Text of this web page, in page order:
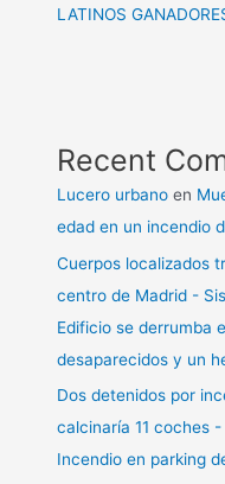
LATINOS
Recent
Lucero urbano en
edad en un incendio
Cuerpos localizados
centro de Madrid -
Edificio se derrumba
desaparecidos y un
Dos detenidos por
calcinaría 11 coches
Incendio en parking